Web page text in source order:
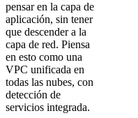
pensar en la capa de
aplicación, sin tener
que descender a la
capa de red. Piensa
en esto como una
VPC unificada en
todas las nubes, con
detección de
servicios integrada.